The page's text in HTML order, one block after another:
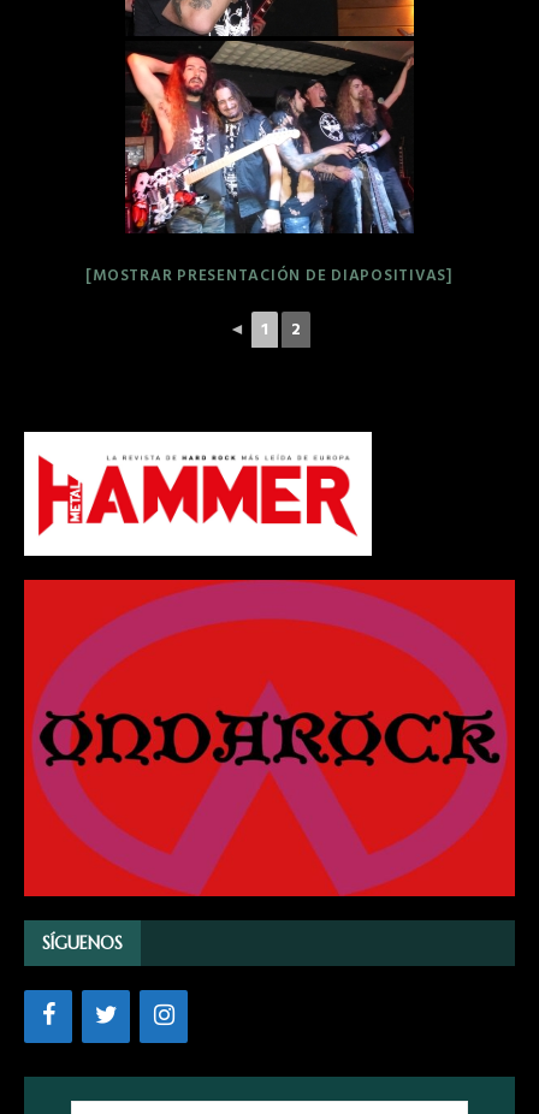
[MOSTRAR PRESENTACIÓN DE DIAPOSITIVAS]
◄ 1 2
SÍGUENOS